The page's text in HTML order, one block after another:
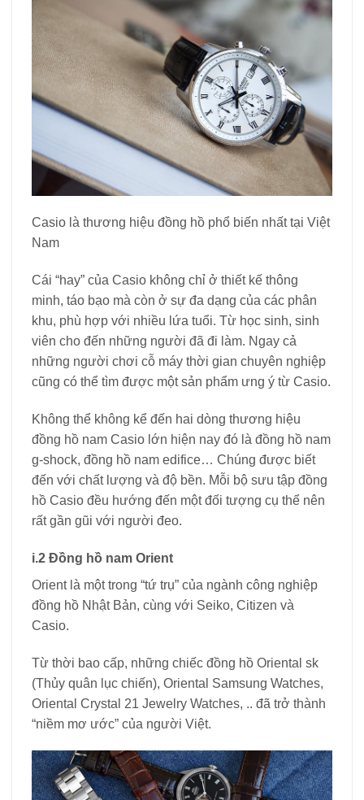
Casio là thương hiệu đồng hồ phổ biến nhất tại Việt
Nam
Cái “hay” của Casio không chỉ ở thiết kế thông
minh, táo bạo mà còn ở sự đa dạng của các phân
khu, phù hợp với nhiều lứa tuổi. Từ học sinh, sinh
viên cho đến những người đã đi làm. Ngay cả
những người chơi cỗ máy thời gian chuyên nghiệp
cũng có thể tìm được một sản phẩm ưng ý từ Casio.
Không thể không kể đến hai dòng thương hiệu
đồng hồ nam Casio lớn hiện nay đó là đồng hồ nam
g-shock, đồng hồ nam edifice… Chúng được biết
đến với chất lượng và độ bền. Mỗi bộ sưu tập đồng
hồ Casio đều hướng đến một đối tượng cụ thể nên
rất gần gũi với người đeo.
i.2 Đồng hồ nam Orient
Orient là một trong “tứ trụ” của ngành công nghiệp
đồng hồ Nhật Bản, cùng với Seiko, Citizen và
Casio.
Từ thời bao cấp, những chiếc đồng hồ Oriental sk
(Thủy quân lục chiến), Oriental Samsung Watches,
Oriental Crystal 21 Jewelry Watches, .. đã trở thành
“niềm mơ ước” của người Việt.